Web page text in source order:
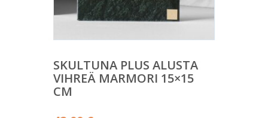
SKULTUNA PLUS ALUSTA
VIHREÄ MARMORI 15×15
CM